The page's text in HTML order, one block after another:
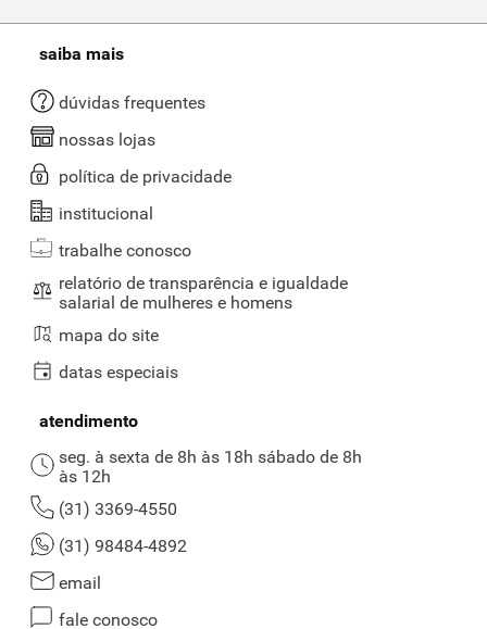
saiba mais
dúvidas frequentes
nossas lojas
política de privacidade
institucional
trabalhe conosco
relatório de transparência e igualdade
salarial de mulheres e homens
mapa do site
datas especiais
atendimento
seg. à sexta de 8h às 18h sábado de 8h
às 12h
(31) 3369-4550
(31) 98484-4892
email
fale conosco